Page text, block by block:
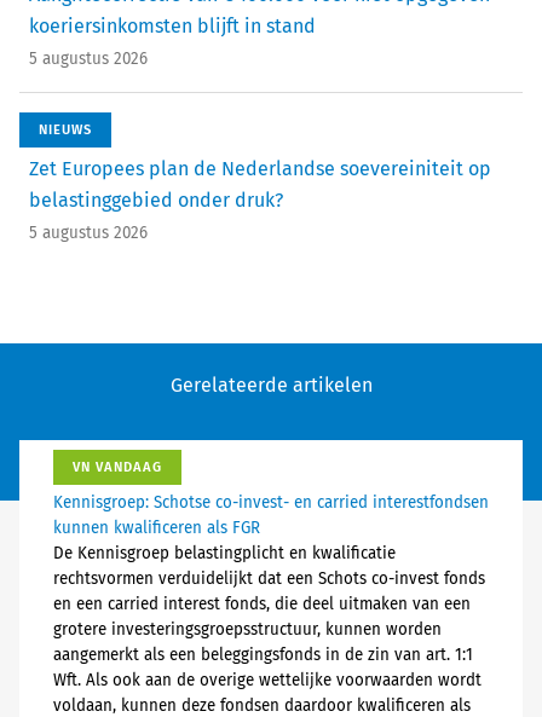
koeriersinkomsten blijft in stand
5 augustus 2026
NIEUWS
Zet Europees plan de Nederlandse soevereiniteit op
belastinggebied onder druk?
5 augustus 2026
Gerelateerde artikelen
VN VANDAAG
Kennisgroep: Schotse co-invest- en carried interestfondsen
kunnen kwalificeren als FGR
De Kennisgroep belastingplicht en kwalificatie
rechtsvormen verduidelijkt dat een Schots co-invest fonds
en een carried interest fonds, die deel uitmaken van een
grotere investeringsgroepsstructuur, kunnen worden
aangemerkt als een beleggingsfonds in de zin van art. 1:1
Wft. Als ook aan de overige wettelijke voorwaarden wordt
voldaan, kunnen deze fondsen daardoor kwalificeren als